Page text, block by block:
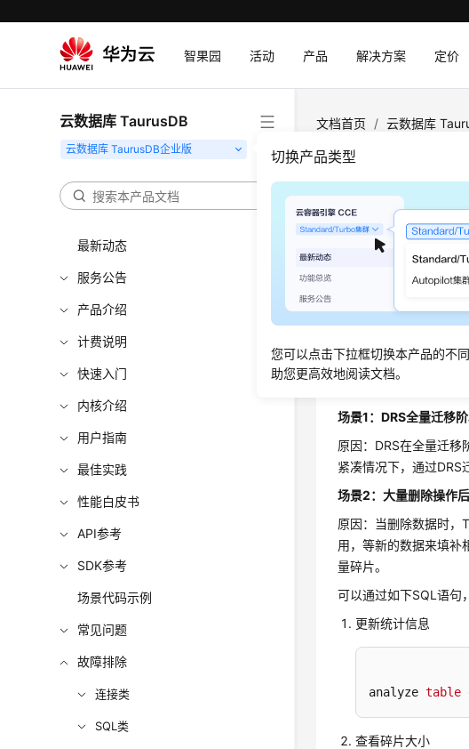
智果园 活动 产品 解决方案 定价
云数据库 TaurusDB
切换产品类型
您可以点击下拉框切换本产品的不
助您更高效地阅读文档。
最新动态
服务公告
产品介绍
计费说明
快速入门
内核介绍
用户指南
最佳实践
性能白皮书
API参考
SDK参考
场景代码示例
常见问题
故障排除
连接类
SQL类
文档首页 / 云数据库
表空间膨胀
更新时间： 2024-12-
在使用TaurusDB过程
原因分析
场景1：DRS全量迁移
原因：DRS在全量迁移
紧凑情况下，通过DRS
场景2：大量删除操作
原因：当删除数据时，
用，等新的数据来填补
量碎片。
可以通过如下SQL语句
更新统计信息
analyze table
查看碎片大小